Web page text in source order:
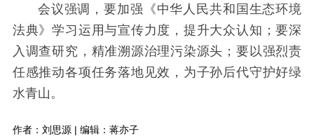
会议强调，要加强《中华人民共和国生态环境
法典》学习运用与宣传力度，提升大众认知；要深
入调查研究，精准溯源治理污染源头；要以强烈责
任感推动各项任务落地见效，为子孙后代守护好绿
水青山。
作者：刘思源 | 编辑：蒋亦子